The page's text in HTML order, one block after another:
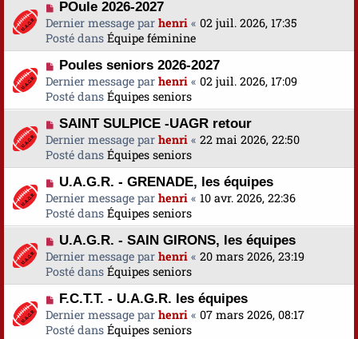
g
e
e
s
s
a
g
e
e
a
u
m
e
s
s
a
g
e
N
o
u
v
e
a
u
m
e
s
s
a
g
e
POule 2026-2027
Dernier message par henri « 02 juil. 2026, 17:35
Posté dans Équipe féminine
N
o
u
v
e
a
u
m
e
s
s
a
g
e
Poules seniors 2026-2027
Dernier message par henri « 02 juil. 2026, 17:09
Posté dans Équipes seniors
N
o
u
v
e
a
u
m
e
s
s
a
g
e
SAINT SULPICE -UAGR retour
Dernier message par henri « 22 mai 2026, 22:50
Posté dans Équipes seniors
N
o
u
v
e
a
u
m
e
s
s
U.A.G.R. - GRENADE, les équipes
Dernier message par henri « 10 avr. 2026, 22:36
Posté dans Équipes seniors
N
o
u
v
e
a
u
U.A.G.R. - SAIN GIRONS, les équipes
Dernier message par henri « 20 mars 2026, 23:19
Posté dans Équipes seniors
N
o
u
F.C.T.T. - U.A.G.R. les équipes
Dernier message par henri « 07 mars 2026, 08:17
Posté dans Équipes seniors